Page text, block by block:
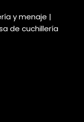
y menaje |
de cuchillería